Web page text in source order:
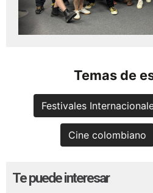
Temas de
Festivales
Cine colombiano
Te puede interesar